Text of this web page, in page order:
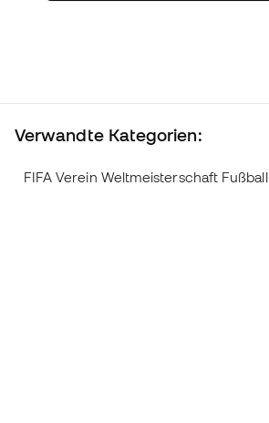
Verwandte Kategorien:
FIFA Verein Weltmeisterschaft Fußball